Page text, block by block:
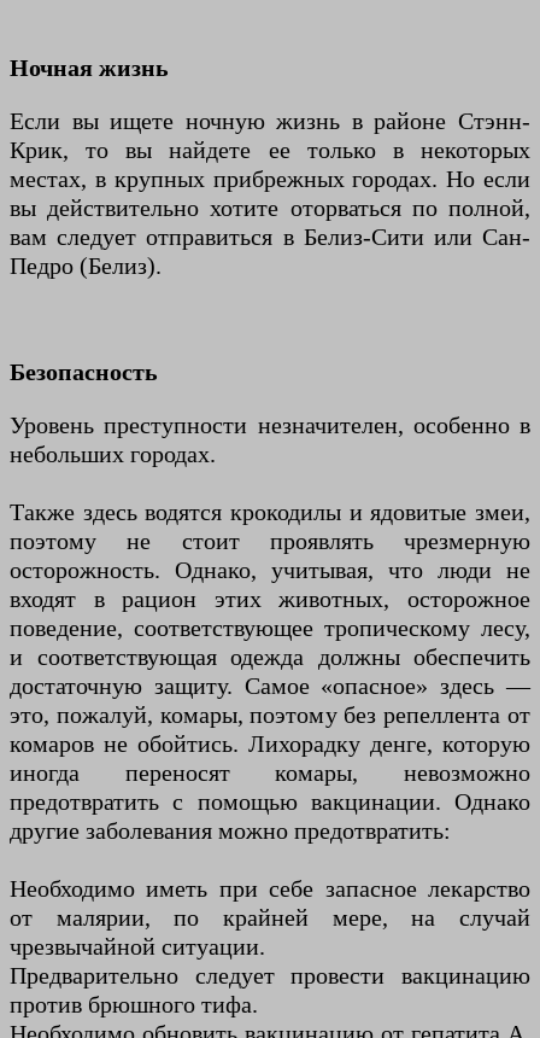
Ночная жизнь
Если вы ищете ночную жизнь в районе Стэнн-
Крик, то вы найдете ее только в некоторых
местах, в крупных прибрежных городах. Но если
вы действительно хотите оторваться по полной,
вам следует отправиться в Белиз-Сити или Сан-
Педро (Белиз).
Безопасность
Уровень преступности незначителен, особенно в
небольших городах.
Также здесь водятся крокодилы и ядовитые змеи,
поэтому не стоит проявлять чрезмерную
осторожность. Однако, учитывая, что люди не
входят в рацион этих животных, осторожное
поведение, соответствующее тропическому лесу,
и соответствующая одежда должны обеспечить
достаточную защиту. Самое «опасное» здесь —
это, пожалуй, комары, поэтому без репеллента от
комаров не обойтись. Лихорадку денге, которую
иногда переносят комары, невозможно
предотвратить с помощью вакцинации. Однако
другие заболевания можно предотвратить:
Необходимо иметь при себе запасное лекарство
от малярии, по крайней мере, на случай
чрезвычайной ситуации.
Предварительно следует провести вакцинацию
против брюшного тифа.